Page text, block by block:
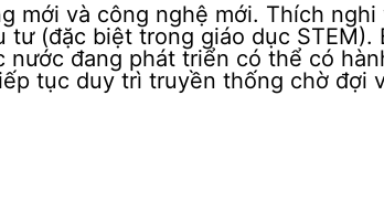
mới và công nghệ mới. Thích
(đặc biệt trong giáo dục STEM).
đang phát triển có thể có
tục duy trì truyền thống chờ đợi